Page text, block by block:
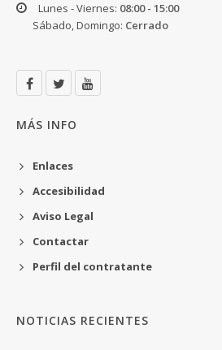
Lunes - Viernes: 08:00 - 15:00
Sábado, Domingo: Cerrado
MÁS INFO
Enlaces
Accesibilidad
Aviso Legal
Contactar
Perfil del contratante
NOTICIAS RECIENTES